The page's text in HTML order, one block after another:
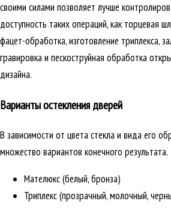
своими силами позволяет лучше
доступность таких операций, как торцевая
фацет-обработка, изготовление триплекса,
гравировка и пескоструйная обработка
дизайна.
Варианты остекления дверей
В зависимости от цвета стекла и вида его
множество вариантов конечного результата.
Мателюкс (белый, бронза)
Триплекс (прозрачный, молочный,